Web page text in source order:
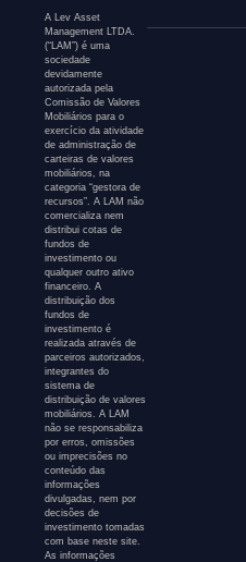
A Lev Asset
Management LTDA.
(“LAM”) é uma
sociedade
devidamente
autorizada pela
Comissão de Valores
Mobiliários para o
exercício da atividade
de administração de
carteiras de valores
mobiliários, na
categoria “gestora de
recursos”. A LAM não
comercializa nem
distribui cotas de
fundos de
investimento ou
qualquer outro ativo
financeiro. A
distribuição dos
fundos de
investimento é
realizada através de
parceiros autorizados,
integrantes do
sistema de
distribuição de valores
mobiliários. A LAM
não se responsabiliza
por erros, omissões
ou imprecisões no
conteúdo das
informações
divulgadas, nem por
decisões de
investimento tomadas
com base neste site.
As informações